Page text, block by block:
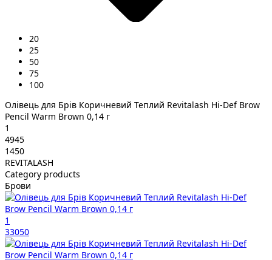
20
25
50
75
100
Олівець для Брів Коричневий Теплий Revitalash Hi-Def Brow
Pencil Warm Brown 0,14 г
1
4945
1450
REVITALASH
Category products
Брови
1
33050